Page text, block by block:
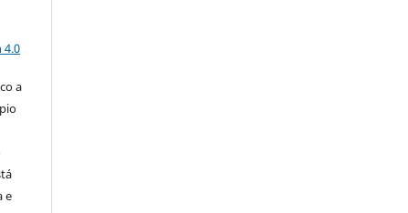
4.0
a
e